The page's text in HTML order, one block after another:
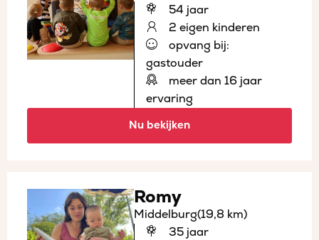
54 jaar
2 eigen kinderen
opvang bij:
gastouder
meer dan 16 jaar
ervaring
Nu bekijken
Romy
Middelburg(19,8 km)
35 jaar